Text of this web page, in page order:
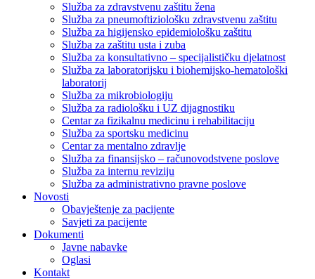
Služba za zdravstvenu zaštitu žena
Služba za pneumoftiziološku zdravstvenu zaštitu
Služba za higijensko epidemiološku zaštitu
Služba za zaštitu usta i zuba
Služba za konsultativno – specijalističku djelatnost
Služba za laboratorijsku i biohemijsko-hematološki
laboratorij
Služba za mikrobiologiju
Služba za radiološku i UZ dijagnostiku
Centar za fizikalnu medicinu i rehabilitaciju
Služba za sportsku medicinu
Centar za mentalno zdravlje
Služba za finansijsko – računovodstvene poslove
Služba za internu reviziju
Služba za administrativno pravne poslove
Novosti
Obavještenje za pacijente
Savjeti za pacijente
Dokumenti
Javne nabavke
Oglasi
Kontakt